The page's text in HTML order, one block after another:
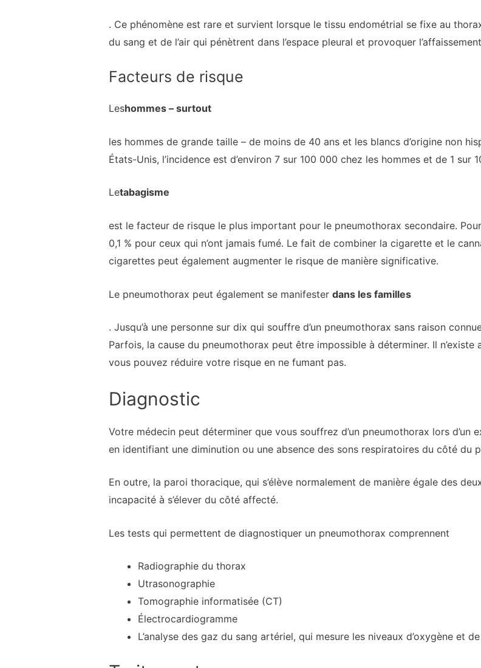
. Ce phénomène est rare et survient lorsque le tissu endométrial se fixe au
du sang et de l’air qui pénètrent dans l’espace pleural et provoquer
Facteurs de risque
Leshommes – surtout
les hommes de grande taille – de moins de 40 ans et les blancs d’origine non
États-Unis, l’incidence est d’environ 7 sur 100 000 chez les hommes et de 1 sur
Letabagisme
est le facteur de risque le plus important pour le pneumothorax secondaire.
0,1 % pour ceux qui n’ont jamais fumé. Le fait de combiner la cigarette et le
cigarettes peut également augmenter le risque de manière significative.
Le pneumothorax peut également se manifester dans les familles
. Jusqu’à une personne sur dix qui souffre d’un pneumothorax sans raison
Parfois, la cause du pneumothorax peut être impossible à déterminer. Il
vous pouvez réduire votre risque en ne fumant pas.
Diagnostic
Votre médecin peut déterminer que vous souffrez d’un pneumothorax lors d’un
en identifiant une diminution ou une absence des sons respiratoires du côté du
En outre, la paroi thoracique, qui s’élève normalement de manière égale des
incapacité à s’élever du côté affecté.
Les tests qui permettent de diagnostiquer un pneumothorax comprennent
Radiographie du thorax
Utrasonographie
Tomographie informatisée (CT)
Électrocardiogramme
L’analyse des gaz du sang artériel, qui mesure les niveaux d’oxygène et